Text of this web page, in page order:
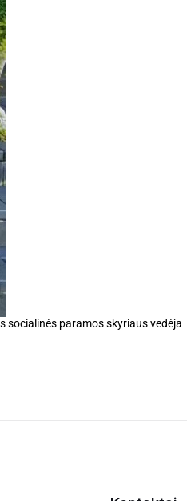
socialinės paramos skyriaus vedėja